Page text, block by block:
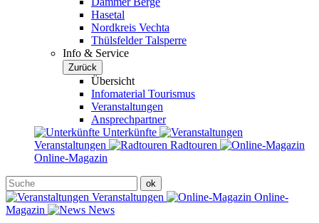
Hasetal
Nordkreis Vechta
Thülsfelder Talsperre
Info & Service
Zurück
Übersicht
Infomaterial Tourismus
Veranstaltungen
Ansprechpartner
Unterkünfte
Veranstaltungen
Radtouren
Online-Magazin
Veranstaltungen
Online-
Magazin
News